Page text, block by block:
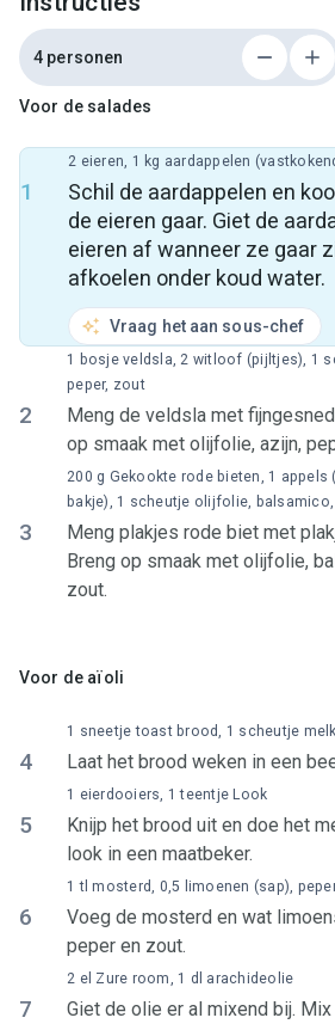
4 personen
Voor de salades
1
Schil de aardappelen en
de eieren gaar. Giet de
eieren af wanneer ze gaar
afkoelen onder koud water.
Vraag het aan sous-chef
2 eieren, 1 kg aardappelen
2
Meng de veldsla met
op smaak met olijfolie, azijn,
1 bosje veldsla, 2 witloof (pijltjes), 1
peper, zout
3
Meng plakjes rode biet met
Breng op smaak met olijfolie,
zout.
200 g Gekookte rode bieten, 1 appels
bakje), 1 scheutje olijfolie,
Voor de aïoli
4 Laat het brood weken in een
1 sneetje toast brood, 1 scheutje melk
5
Knijp het brood uit en doe het
look in een maatbeker.
1 eierdooiers, 1 teentje Look
6
Voeg de mosterd en wat
peper en zout.
1 tl mosterd, 0,5 limoenen (sap),
7
Giet de olie er al mixend bij.
2 el Zure room, 1 dl arachideolie